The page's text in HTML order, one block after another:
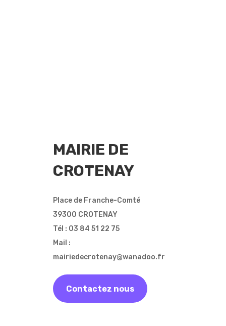
MAIRIE DE
CROTENAY
Place de Franche-Comté
39300 CROTENAY
Tél : 03 84 51 22 75
Mail :
mairiedecrotenay@wanadoo.fr
Contactez nous